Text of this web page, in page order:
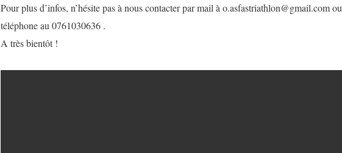
Pour plus d’infos, n’hésite pas à nous contacter par mail à o.asfastriathlon@gmail.com ou
téléphone au 0761030636 .
A très bientôt !